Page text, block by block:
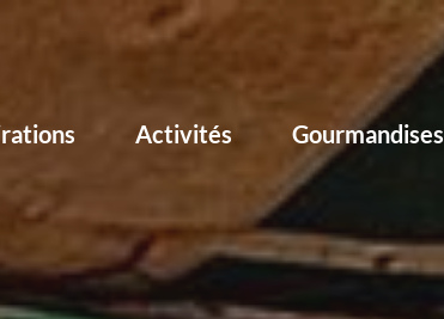
Activités Gourmandises